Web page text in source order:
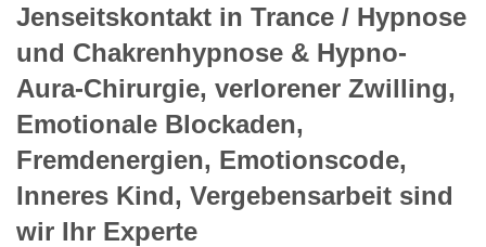
Jenseitskontakt in Trance / Hypnose
und Chakrenhypnose & Hypno-
Aura-Chirurgie, verlorener Zwilling,
Emotionale Blockaden,
Fremdenergien, Emotionscode,
Inneres Kind, Vergebensarbeit sind
wir Ihr Experte